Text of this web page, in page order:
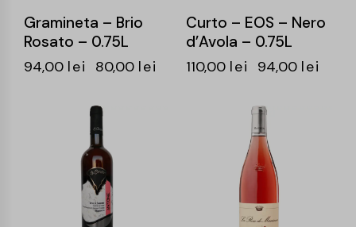
Gramineta – Brio
Rosato – 0.75L
94,00 lei 80,00 lei
Curto – EOS – Nero
d’Avola – 0.75L
110,00 lei 94,00 lei